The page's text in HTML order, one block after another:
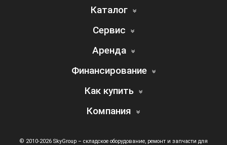
Каталог
Сервис
Аренда
Финансирование
Как купить
Компания
© 2010-2026 SkyGroup – складское оборудование, ремонт и запчасти для